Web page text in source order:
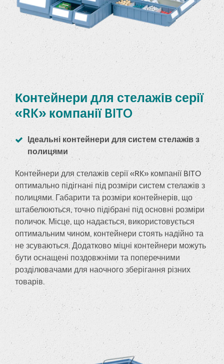
Контейнери для стелажів серії
«RK» компанії BITO
Ідеальні контейнери для систем стелажів з
полицями
Контейнери для стелажів серії «RK» компанії BITO
оптимально підігнані під розміри систем стелажів з
полицями. Габарити та розміри контейнерів, що
штабелюються, точно підібрані під основні розміри
поличок. Місце, що надається, використовується
оптимальним чином, контейнери стоять надійно та
не зсуваються. Додатково міцні контейнери можуть
бути оснащені поздовжніми та поперечними
розділювачами для наочного зберігання різних
товарів.